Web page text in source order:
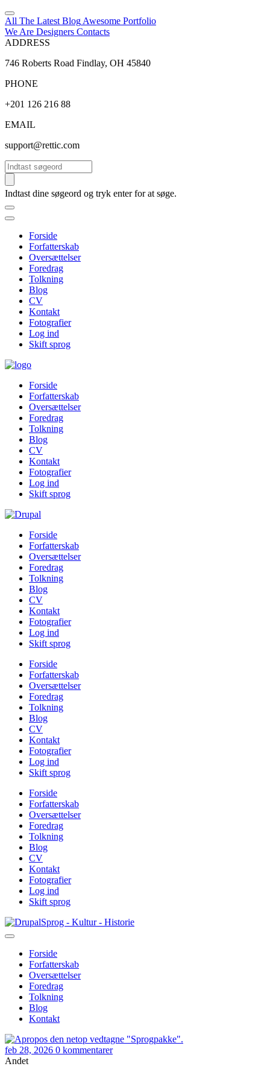
All The Latest Blog Awesome Portfolio
We Are Designers Contacts
ADDRESS
746 Roberts Road Findlay, OH 45840
PHONE
+201 126 216 88
EMAIL
support@rettic.com
Søg
Indtast dine søgeord og tryk enter for at søge.
Forside
Forfatterskab
Oversættelser
Foredrag
Tolkning
Blog
CV
Kontakt
Fotografier
Log ind
Skift sprog
Forside
Forfatterskab
Oversættelser
Foredrag
Tolkning
Blog
CV
Kontakt
Fotografier
Log ind
Skift sprog
Forside
Forfatterskab
Oversættelser
Foredrag
Tolkning
Blog
CV
Kontakt
Fotografier
Log ind
Skift sprog
Forside
Forfatterskab
Oversættelser
Foredrag
Tolkning
Blog
CV
Kontakt
Fotografier
Log ind
Skift sprog
Forside
Forfatterskab
Oversættelser
Foredrag
Tolkning
Blog
CV
Kontakt
Fotografier
Log ind
Skift sprog
Gå
til
Sprog - Kultur - Historie
Primær
navigation
Forside
Forfatterskab
Oversættelser
Foredrag
Tolkning
Blog
Kontakt
feb 28, 2026 0 kommentarer
Andet